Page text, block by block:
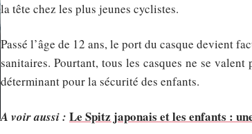
la tête chez les plus jeunes cyclistes.
Passé l’âge de 12 ans, le port du casque devient
sanitaires. Pourtant, tous les casques ne se
déterminant pour la sécurité des enfants.
A voir aussi : Le Spitz japonais et les enfants :